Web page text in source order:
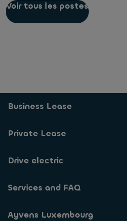
Voir tous les postes
Business Lease
Private Lease
Drive electric
Services and FAQ
Ayvens Luxembourg